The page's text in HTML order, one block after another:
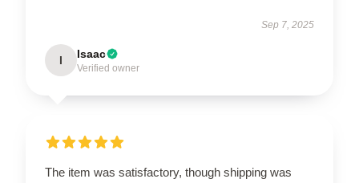
Sep 7, 2025
I Isaac
Verified owner
The item was satisfactory, though shipping was